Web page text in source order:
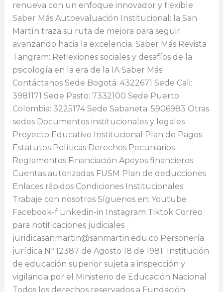
renueva con un enfoque innovador y flexible
Saber Más Autoevaluación Institucional: la San
Martín traza su ruta de mejora para seguir
avanzando hacia la excelencia. Saber Más Revista
Tangram: Reflexiones sociales y desafíos de la
psicología en la era de la IA Saber Más
Contáctanos Sede Bogotá: 4322671 Sede Cali:
3981171 Sede Pasto: 7332100 Sede Puerto
Colombia: 3225174 Sede Sabaneta: 5906983 Otras
sedes Documentos institucionales y legales
Proyecto Educativo Institucional Plan de Pagos
Estatutos Políticas Derechos Pecuniarios
Reglamentos Financiación Apoyos financieros
Cuentas autorizadas FUSM Plan de deducciones
Enlaces rápidos Condiciones Institucionales
Trabaje con nosotros Síguenos en: Youtube
Facebook-f Linkedin-in Instagram Tiktok Correo
para notificaciones judiciales
juridicasanmartin@sanmartin.edu.co Personería
jurídica Nº 12387 de Agosto 18 de 1981 Institución
de educación superior sujeta a inspección y
vigilancia por el Ministerio de Educación Nacional
Todos los derechos reservados a Fundación